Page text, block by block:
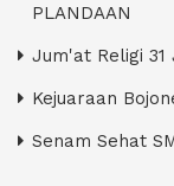
PLANDAAN
Jum'at Religi 31
Kejuaraan
Senam Sehat